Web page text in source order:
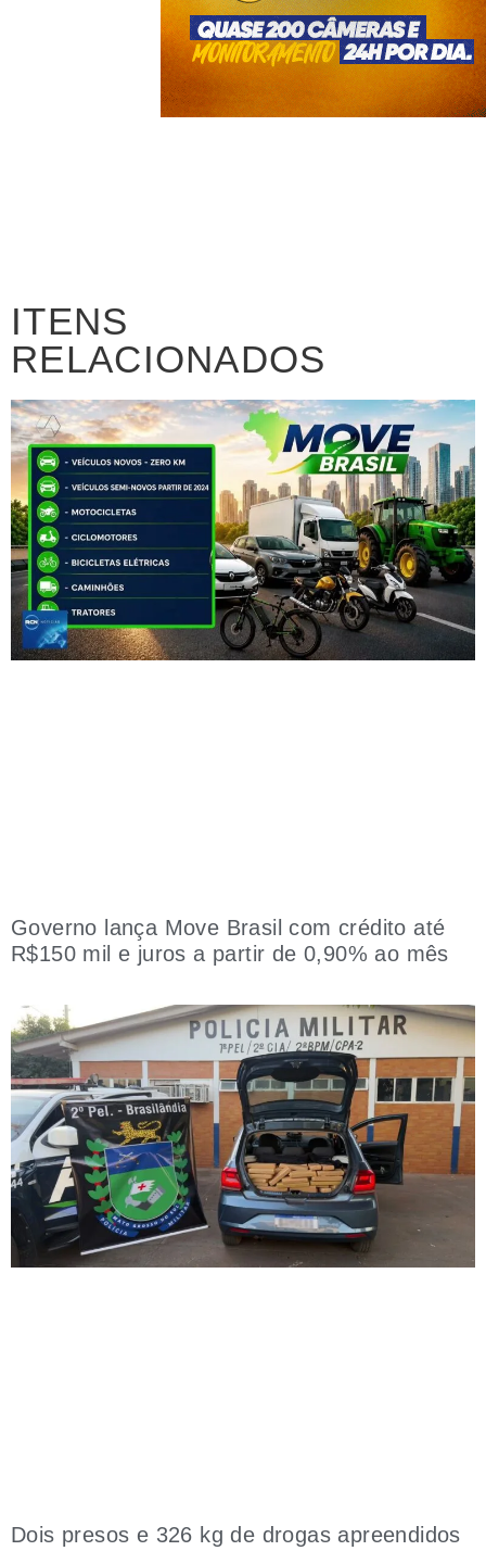
ITENS
RELACIONADOS
Governo lança Move Brasil com crédito até
R$150 mil e juros a partir de 0,90% ao mês
Dois presos e 326 kg de drogas apreendidos